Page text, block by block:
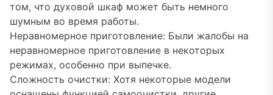
том, что духовой шкаф может быть немного
шумным во время работы.
Неравномерное приготовление: Были жалобы на
неравномерное приготовление в некоторых
режимах, особенно при выпечке.
Сложность очистки: Хотя некоторые модели